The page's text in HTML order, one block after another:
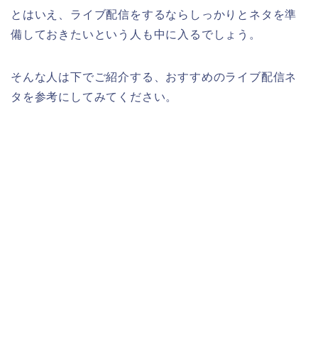
とはいえ、ライブ配信をするならしっかりとネタを準
備しておきたいという人も中に入るでしょう。
そんな人は下でご紹介する、おすすめのライブ配信ネ
タを参考にしてみてください。